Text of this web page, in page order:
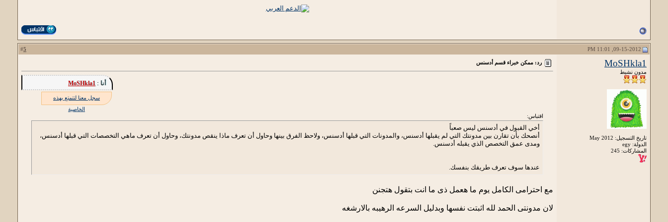
5
MoSHkla1
مدون نشيط
تاريخ التسجيل: May 2012
الدولة: egy
المشاركات: 245
رد: ممكن خبراء قسم أدسنس
أنا : MoSHkla1
سجل معنا لتتمتع بهذه
الخاصية
اقتباس:
أخي القبول في أدسنس ليس صعباً
أنصحك بأن تقارن بين مدونتك التي لم يقبلها أدسنس، والمدونات التي قبلها أدسنس، ولاحظ الفرق بينها وحاول أن تعرف ماذا ينقص مدونتك، وحاول أن تعرف ماهي التخصصات التي قبلها أدسنس،
ومدى عمق التخصص الذي يقبله أدسنس.
عندها سوف تعرف طريقك بنفسك.
مع احترامى الكامل يوم ما هعمل ذى ما انت بتقول هتجنن
لان مدونتى الحمد لله اثبتت نفسها وبدليل السرعه الرهيبه بالارشغه